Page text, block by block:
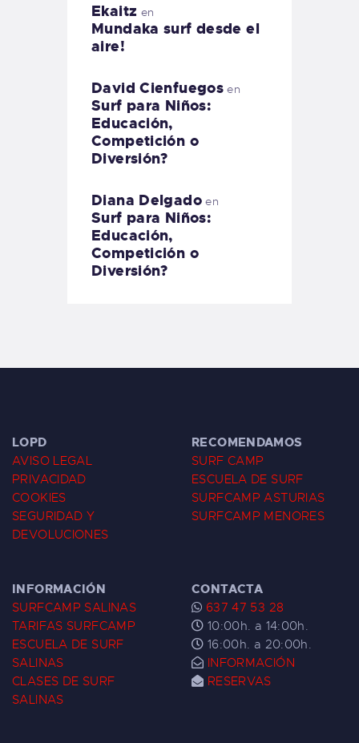
Ekaitz en
Mundaka surf desde el
aire!
David Cienfuegos en
Surf para Niños:
Educación,
Competición o
Diversión?
Diana Delgadoen
Surf para Niños:
Educación,
Competición o
Diversión?
LOPD
AVISO LEGAL
PRIVACIDAD
COOKIES
SEGURIDAD Y
DEVOLUCIONES
RECOMENDAMOS
SURF CAMP
ESCUELA DE SURF
SURFCAMP ASTURIAS
SURFCAMP MENORES
INFORMACIÓN
SURFCAMP SALINAS
TARIFAS SURFCAMP
ESCUELA DE SURF
SALINAS
CLASES DE SURF
SALINAS
CONTACTA
637 47 53 28
10:00h. a 14:00h.
16:00h. a 20:00h.
INFORMACIÓN
RESERVAS